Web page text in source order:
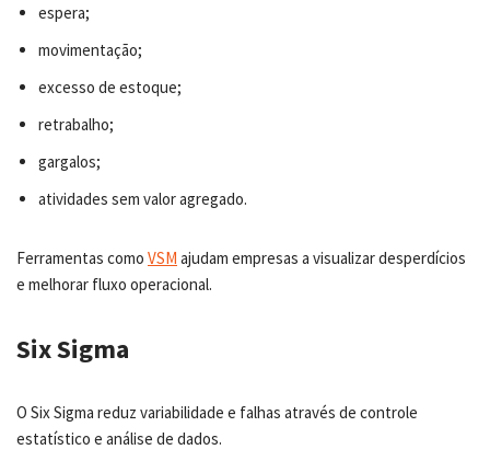
espera;
movimentação;
excesso de estoque;
retrabalho;
gargalos;
atividades sem valor agregado.
Ferramentas como VSM ajudam empresas a visualizar desperdícios
e melhorar fluxo operacional.
Six Sigma
O Six Sigma reduz variabilidade e falhas através de controle
estatístico e análise de dados.